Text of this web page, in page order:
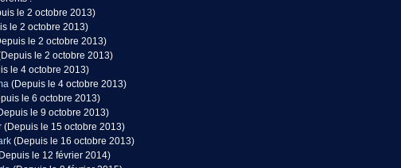
le 2 octobre 2013)
le 2 octobre 2013)
le 2 octobre 2013)
le 2 octobre 2013)
le 4 octobre 2013)
(Depuis le 4 octobre 2013)
le 6 octobre 2013)
le 9 octobre 2013)
(Depuis le 15 octobre 2013)
(Depuis le 16 octobre 2013)
le 12 février 2014)